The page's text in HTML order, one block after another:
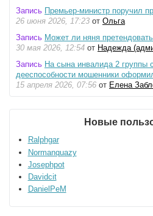
Запись Премьер-министр поручил
26 июня 2026, 17:23 от Ольга
Запись Может ли няня
30 мая 2026, 12:54 от Надежда
Запись На сына инвалида 2 группы
дееспособности мошенники
15 апреля 2026, 07:56 от Елена
Новые
Ralphgar
Normanquazy
Josephpot
Davidcit
DanielPeM